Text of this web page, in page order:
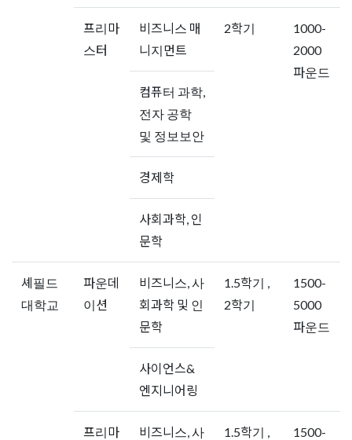
프리마
스터
비즈니스 매
니지먼트
2학기
1000-
2000
파운드
컴퓨터 과학,
전자 공학
및 정보보안
경제학
사회과학, 인
문학
셰필드
대학교
파운데
이션
비즈니스, 사
회과학 및 인
문학
1.5학기 ,
2학기
1500-
5000
파운드
사이언스&
엔지니어링
프리마
비즈니스, 사
1.5학기 ,
1500-